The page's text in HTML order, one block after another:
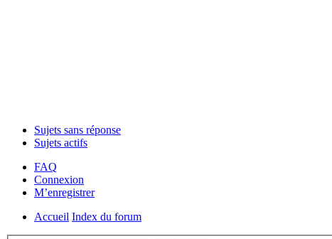
Sujets sans réponse
Sujets actifs
FAQ
Connexion
M’enregistrer
Accueil Index du forum